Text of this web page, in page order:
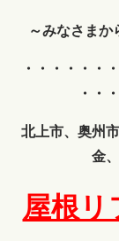
～みなさまか
・・・・・・
・・
北上市、奥州
金
屋根リ